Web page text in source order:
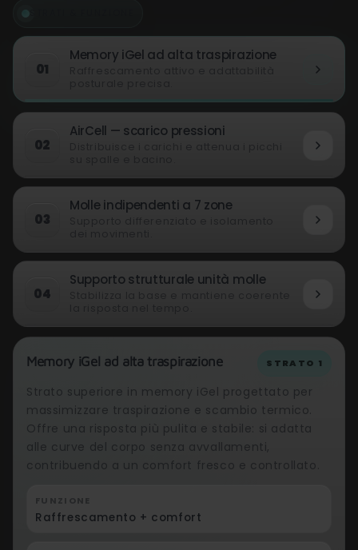
01
Memory iGel ad alta traspirazione
02
AirCell — scarico pressioni
03
Molle indipendenti a 7 zone
04
Supporto strutturale unità molle
Memory iGel ad alta traspirazione STRATO 1
Strato superiore in memory iGel progettato per
massimizzare traspirazione e scambio termico.
Offre una risposta più pulita e stabile: si adatta
alle curve del corpo senza avvallamenti,
contribuendo a un comfort fresco e controllato.
FUNZIONE
Raffrescamento + comfort